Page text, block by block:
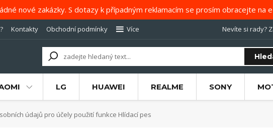
nové zakázky. S dotazy k případným reklamacím se prosím obracejte na
Kontakty Obchodní podmínky Více Nevíte si rady?
LG HUAWEI REALME SONY
údajů pro účely použití funkce Hlídací pes